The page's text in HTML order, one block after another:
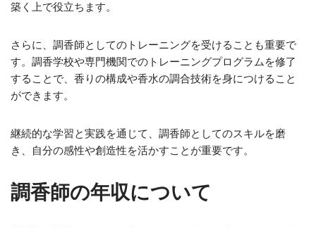
築く上で役立ちます。
さらに、調香師としてのトレーニングを受けることも重要で
す。調香学校や専門機関でのトレーニングプログラムを修了
することで、香りの構成や香水の調合技術を身につけること
ができます。
継続的な学習と実践を通じて、調香師としてのスキルを磨
き、自分の感性や創造性を活かすことが重要です。
調香師の年収について